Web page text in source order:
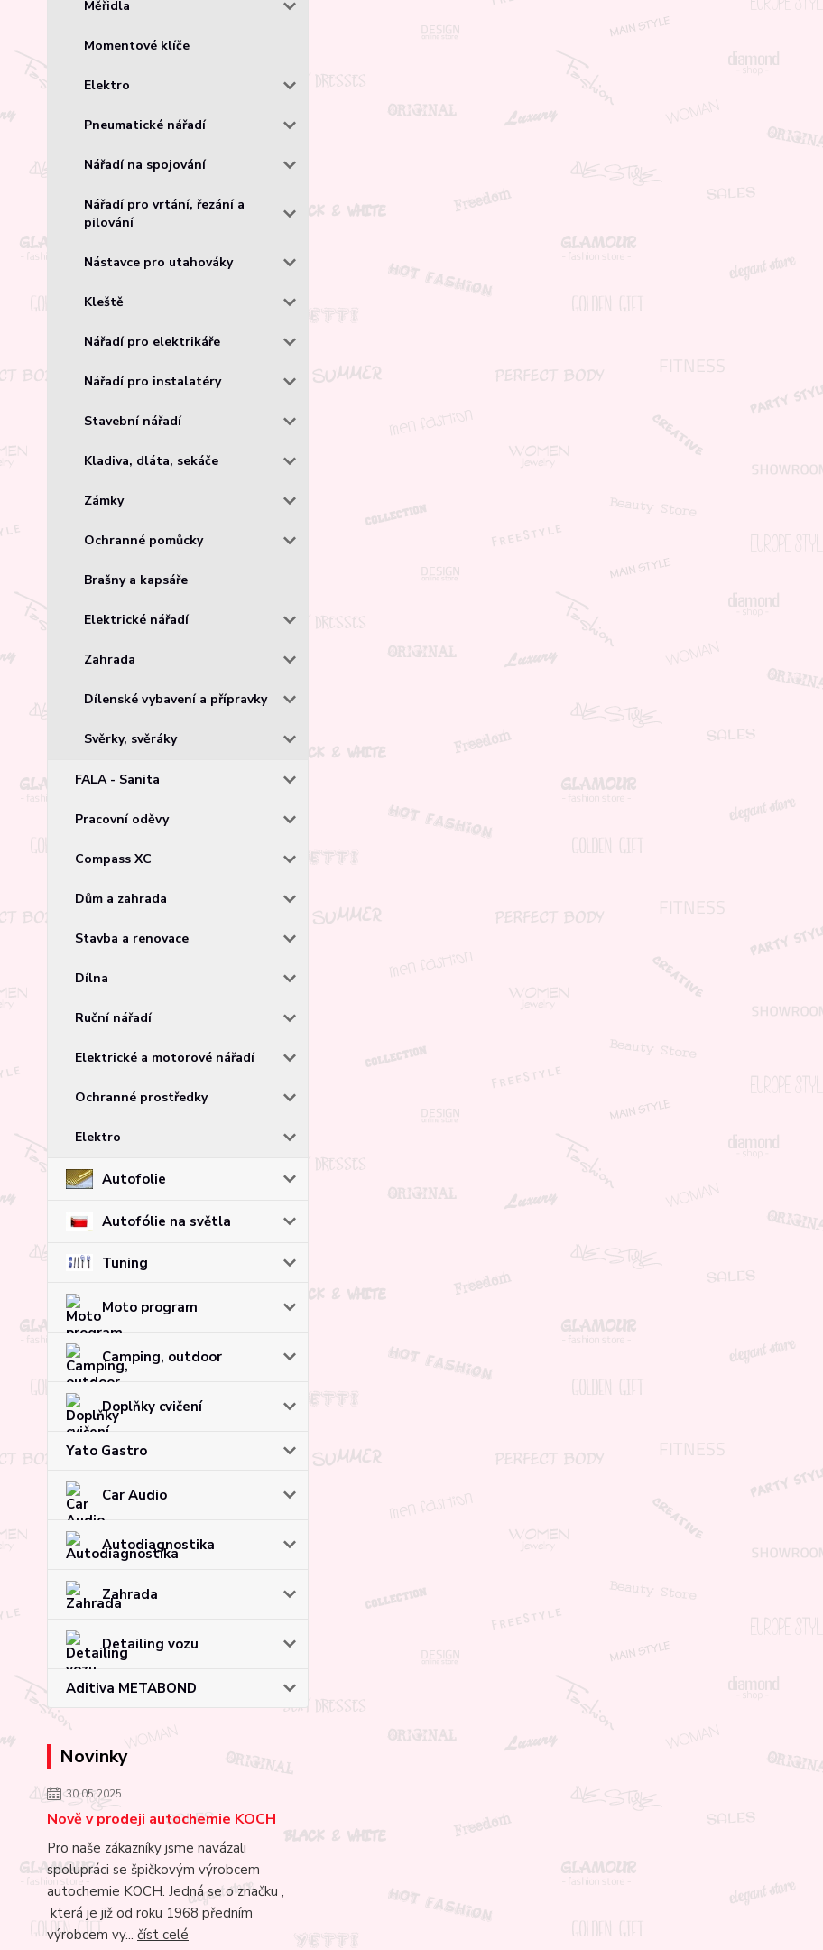
Měřidla
Momentové klíče
Elektro
Pneumatické nářadí
Nářadí na spojování
Nářadí pro vrtání, řezání a
pilování
Nástavce pro utahováky
Kleště
Nářadí pro elektrikáře
Nářadí pro instalatéry
Stavební nářadí
Kladiva, dláta, sekáče
Zámky
Ochranné pomůcky
Brašny a kapsáře
Elektrické nářadí
Zahrada
Dílenské vybavení a přípravky
Svěrky, svěráky
FALA - Sanita
Pracovní oděvy
Compass XC
Dům a zahrada
Stavba a renovace
Dílna
Ruční nářadí
Elektrické a motorové nářadí
Ochranné prostředky
Elektro
Autofolie
Autofólie na světla
Tuning
Moto program
Camping, outdoor
Doplňky cvičení
Yato Gastro
Car Audio
Autodiagnostika
Zahrada
Detailing vozu
Aditiva METABOND
Novinky
30.05.2025
Nově v prodeji autochemie KOCH
Pro naše zákazníky jsme navázali
spolupráci se špičkovým výrobcem
autochemie KOCH. Jedná se o značku ,
která je již od roku 1968 předním
výrobcem vy... číst celé